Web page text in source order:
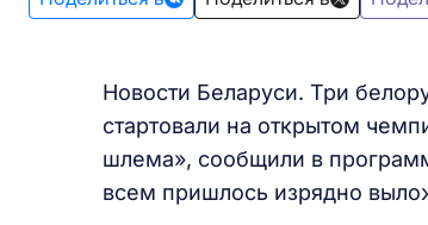
Новости Беларуси. Три
стартовали на открытом
шлема», сообщили в
всем пришлось изрядно